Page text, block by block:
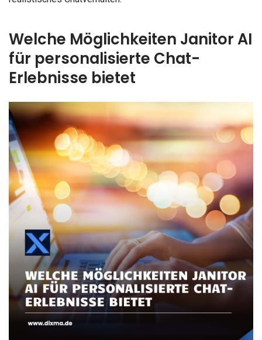
Welche Möglichkeiten Janitor AI
für personalisierte Chat-
Erlebnisse bietet